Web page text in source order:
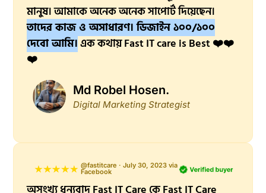
মানুষ। আমাকে অনেক অনেক সাপোর্ট দিয়েছেন।
তাদের কাজ ও অসাধারণ। ডিজাইন ১০০/১০০
দেবো আমি।এক কথায় Fast IT care is Best ❤️❤️
❤️
Md Robel Hosen.
Digital Marketing Strategist
@fastitcare · July 30, 2023 via
Facebook